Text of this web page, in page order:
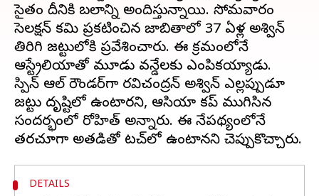
సైతం దీనికి బలాన్ని అందిస్తున్నాయి. సోమవారం
సెలక్షన్ కమిటీ ప్రకటించిన జాబితాలో 37 ఏళ్ల అశ్విన్
తిరిగి జట్టులోకి ప్రవేశించారు. ఈ క్రమంలోనే
ఆస్ట్రేలియాతో మూడు వన్డేలకు ఎంపికయ్యాడు.
స్పిన్ ఆల్ రౌండర్‌గా రవిచంద్రన్ అశ్విన్ ఎల్లప్పుడూ
జట్టు దృష్టిలో ఉంటారని, ఆసియా కప్ ముగిసిన
సందర్భంలో రోహిత్ అన్నారు. ఈ నేపథ్యంలోనే
DETAILS